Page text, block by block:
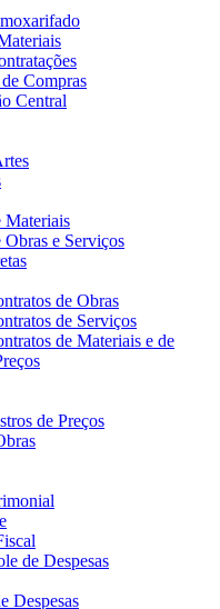
Compras
Central
Materiais
e Serviços
de Obras
de Serviços
de Materiais e de
de Preços
de Despesas
Despesas